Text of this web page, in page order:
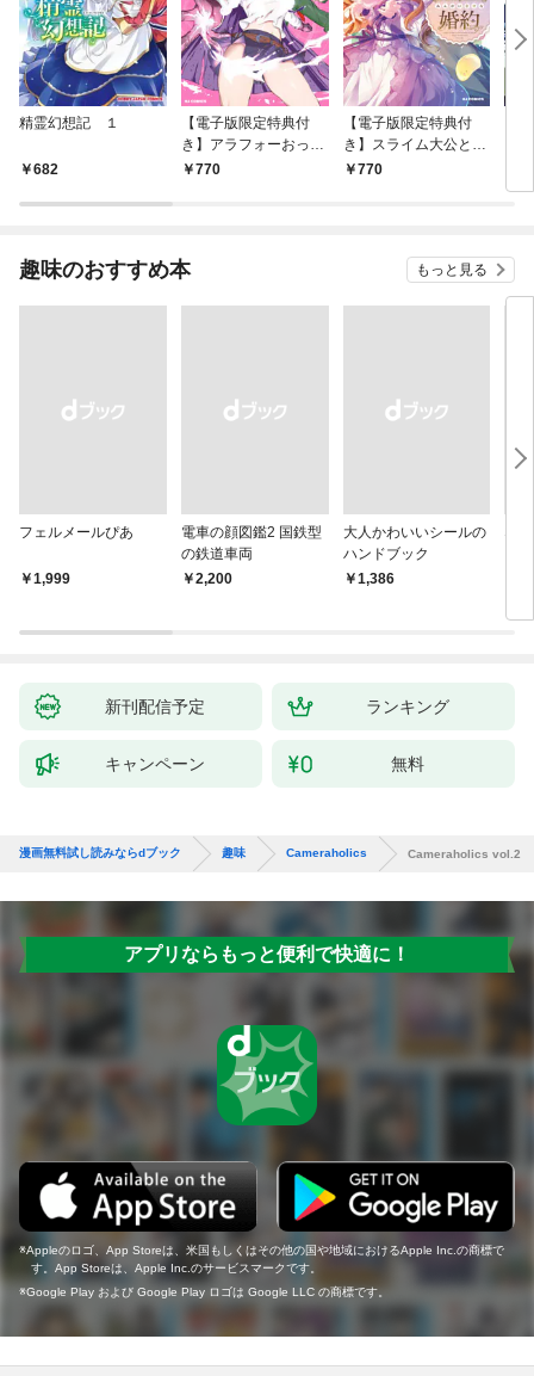
精霊幻想記 １
682
【電子版限定特典付
き】アラフォーおっさ
んはスローライフの夢
770
【電子版限定特典付
き】スライム大公と没
落令嬢のあんがい幸せ
770
趣味のおすすめ本 もっと見る
フェルメールぴあ
￥1,999
電車の顔図鑑2 国鉄型
の鉄道車両
￥2,200
大人かわいいシールの
ハンドブック
￥1,386
な
新刊配信予定 ランキング
キャンペーン 無料
漫画無料試し読みならdブック 趣味 Cameraholics Cameraholics vol.2
アプリならもっと便利で快適に！
Appleのロゴ、App Storeは、米国もしくはその他の国や地域におけるApple Inc.の商標で
す。App Storeは、Apple Inc.のサービスマークです。
Google Play および Google Play ロゴは Google LLC の商標です。